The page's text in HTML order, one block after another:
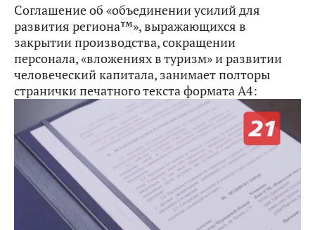
Соглашение об «объединении усилий для
развития региона™», выражающихся в
закрытии производства, сокращении
персонала, «вложениях в туризм» и развитии
человеческий капитала, занимает полторы
странички печатного текста формата А4: